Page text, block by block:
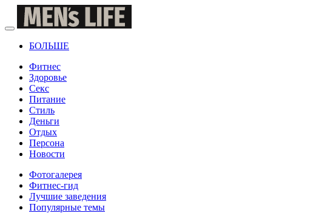
БОЛЬШЕ
Фитнес
Здоровье
Секс
Питание
Стиль
Деньги
Отдых
Персона
Новости
Фотогалерея
Фитнес-гид
Лучшие заведения
Популярные темы